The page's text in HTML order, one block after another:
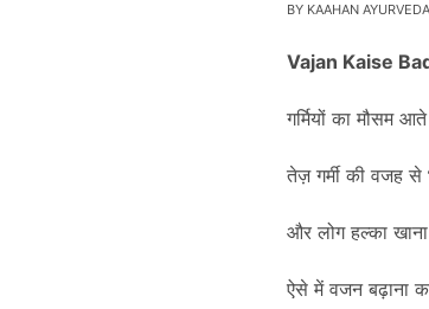
BY KAAHAN AYURVEDA
Vajan Kaise
गर्मियों का मौसम
तेज़ गर्मी की वजह से
और लोग हल्का
ऐसे में वजन बढ़ाना